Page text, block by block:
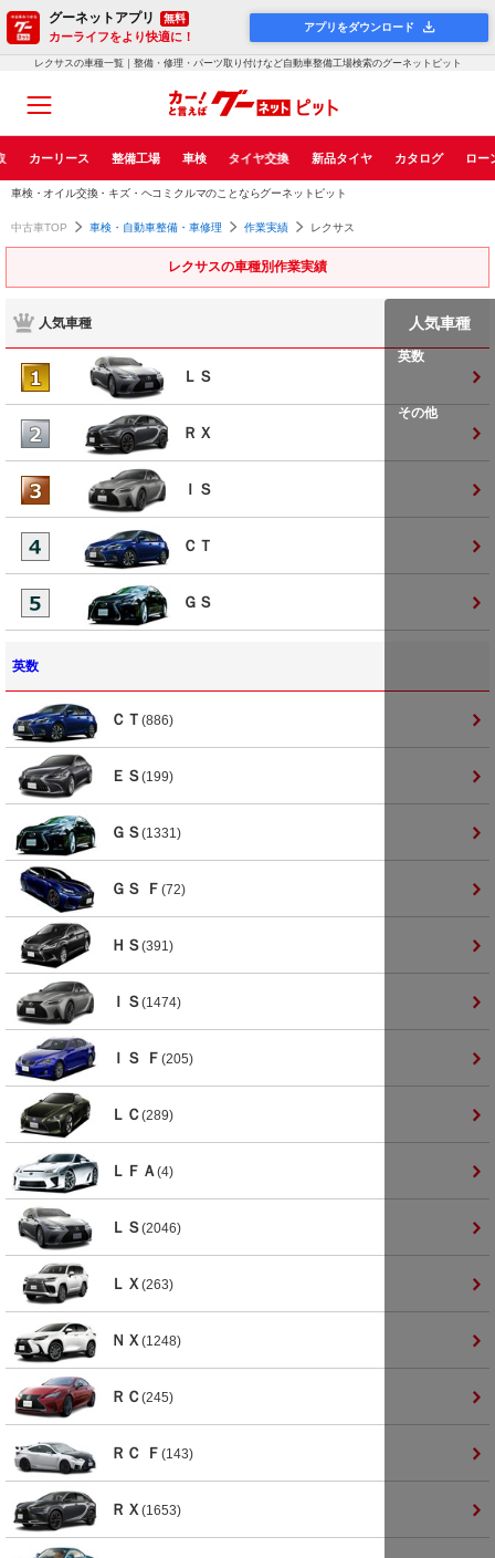
グーネットアプリ 無料
カーライフをより快適に！
アプリをダウンロード
レクサスの車種一覧｜整備・修理・パーツ取り付けなど自動車整備工場検索のグーネットピット
カーリース 整備工場 車検 タイヤ交換 新品タイヤ カタログ ロー
車検・オイル交換・キズ・ヘコミクルマのことならグーネットピット
中古車TOP 車検・自動車整備・車修理 作業実績 レクサス
レクサスの車種別作業実績
人気車種
ＬＳ
ＲＸ
ＩＳ
ＣＴ
ＧＳ
英数
ＣＴ (886)
ＥＳ(199)
ＧＳ(1331)
ＧＳ Ｆ (72)
ＨＳ(391)
ＩＳ(1474)
ＩＳ Ｆ (205)
ＬＣ(289)
ＬＦＡ (4)
ＬＳ(2046)
ＬＸ (263)
ＮＸ (1248)
ＲＣ(245)
ＲＣ Ｆ (143)
ＲＸ (1653)
人気車種
英数
その他